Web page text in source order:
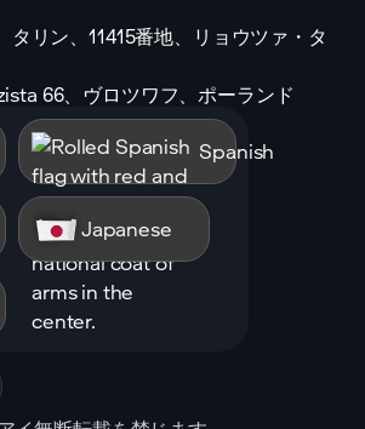
タリン、11415番地、リョウツァ・タ
66、ヴロツワフ、ポーランド
Spanish
Japanese